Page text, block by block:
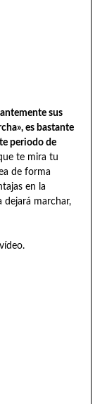
sus
es bastante
periodo de
te mira tu
de forma
en la
dejará marchar,